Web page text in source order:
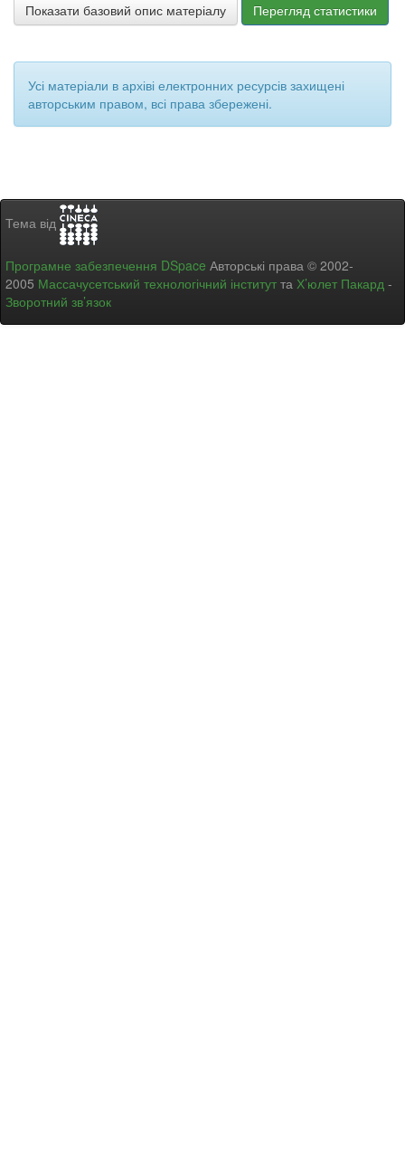
Показати базовий опис матеріалу Перегляд статистики
Усі матеріали в архіві електронних ресурсів захищені
авторським правом, всі права збережені.
Тема від
Програмне забезпечення DSpace Авторські права © 2002-
2005 Массачусетський технологічний інститут та Х’юлет Пакард -
Зворотний зв’язок